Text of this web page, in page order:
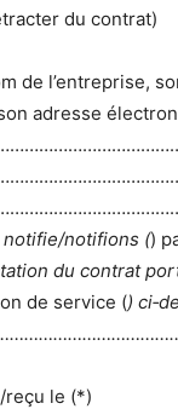
du contrat)
de l’entreprise,
adresse
notifie/notifions ()
du contrat
de service ()
reçu le (*)